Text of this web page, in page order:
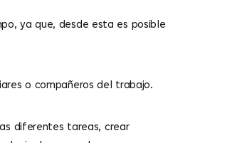
ya que, desde esta es posible
o compañeros del trabajo.
diferentes tareas, crear